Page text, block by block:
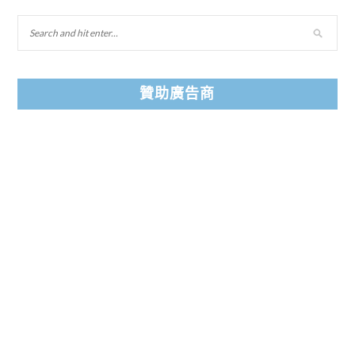
贊助廣告商